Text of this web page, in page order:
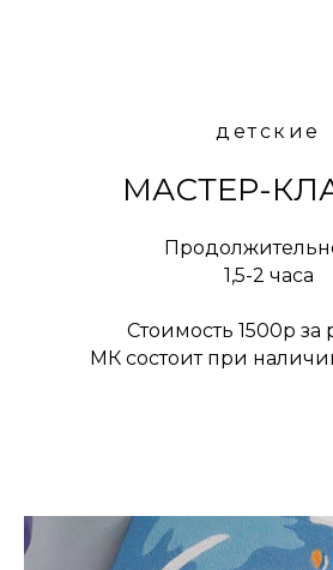
детские
МАСТЕР-
1,5-2 часа
Стоимость 1500р за
МК состоит при